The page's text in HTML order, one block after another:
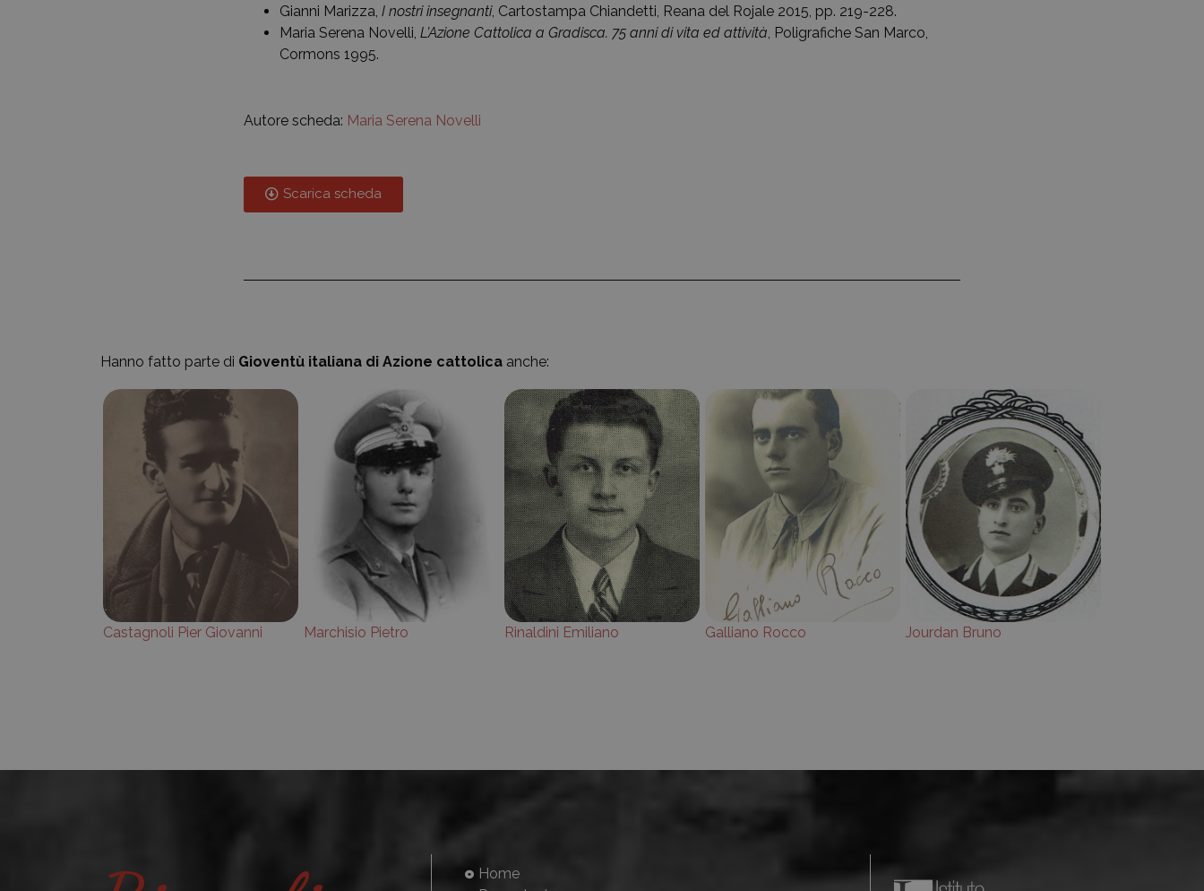
Gianni Marizza, I nostri insegnanti, Cartostampa Chiandetti, Reana del Rojale 2015, pp. 219-228.
Maria Serena Novelli, L’Azione Cattolica a Gradisca. 75 anni di vita ed attività, Poligrafiche San Marco,
Cormons 1995.
Autore scheda: Maria Serena Novelli
Scarica scheda
Hanno fatto parte di Gioventù italiana di Azione cattolica anche:
Castagnoli Pier Giovanni Marchisio Pietro Rinaldini Emiliano Galliano Rocco Jourdan Bruno
Home